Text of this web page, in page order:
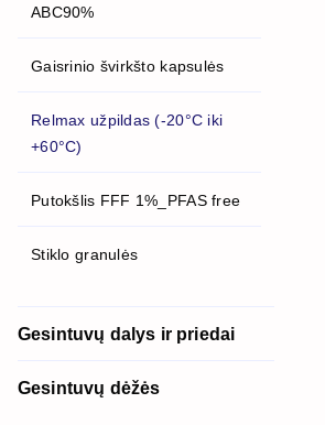
ABC90%
Gaisrinio švirkšto kapsulės
Relmax užpildas (-20°C iki
+60°C)
Putokšlis FFF 1%_PFAS free
Stiklo granulės
Gesintuvų dalys ir priedai
Gesintuvų dėžės